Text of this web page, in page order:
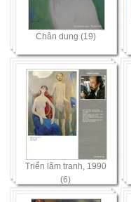
Chân dung (19)
Triển lãm tranh, 1990
(6)